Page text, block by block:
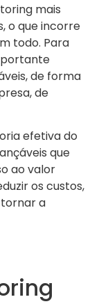
mais
o que incorre
todo. Para
de forma
de
efetiva do
​​que
ao valor
os custos,
a